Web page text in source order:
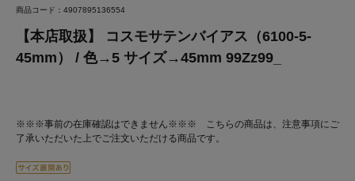
商品コード：4907895136554
【本店取扱】 コスモサテンバイアス（6100-5-
45mm） / 色→5 サイズ→45mm 99Zz99_
※※※事前の在庫確認はできません※※※ こちらの商品は、注意事項にご
了承いただいた上でご注文いただける商品です。